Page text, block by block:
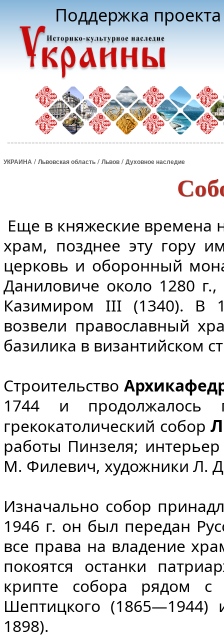
Поддержка
УКРАИНА / Львовская область / Львов / Духовное наследие
Еще в княжеские времена
храм, позднее эту гору
церковь и оборонный
Даниловиче около 1280
Казимиром III (1340). В
возвели православный
базилика в византийском
Строительство
1744 и
грекокатолический собор
работы Пинзеля;
М. Филевич, художники Л.
Изначально собор
1946 г. он был передан
все права на владение
покоятся останки
крипте собора рядом с
Шептицкого (1865—1944)
1898).